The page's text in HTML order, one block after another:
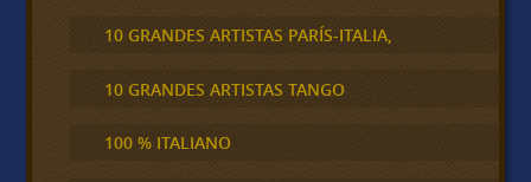
10 GRANDES ARTISTAS PARÍS-ITALIA,
10 GRANDES ARTISTAS TANGO
100 % ITALIANO